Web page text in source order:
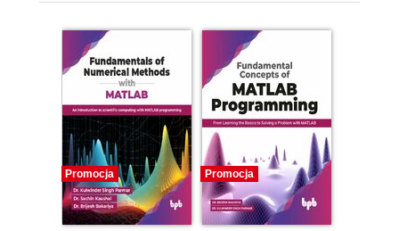
Promocja Promocja